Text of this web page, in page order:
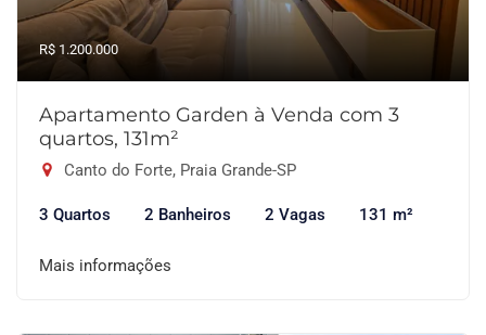
R$ 1.200.000
Apartamento Garden à Venda com 3
quartos, 131m²
Canto do Forte, Praia Grande-SP
3 Quartos 2 Banheiros 2 Vagas 131 m²
Mais informações